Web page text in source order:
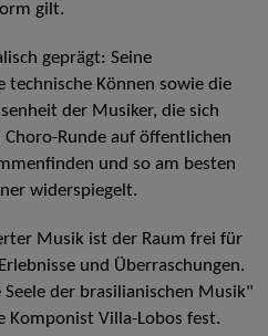
gilt.
geprägt: Seine
technische Können sowie die
der Musiker, die sich
Runde auf öffentlichen
und so am besten
widerspiegelt.
Musik ist der Raum frei für
und Überraschungen.
der brasilianischen Musik"
Komponist Villa-Lobos fest.